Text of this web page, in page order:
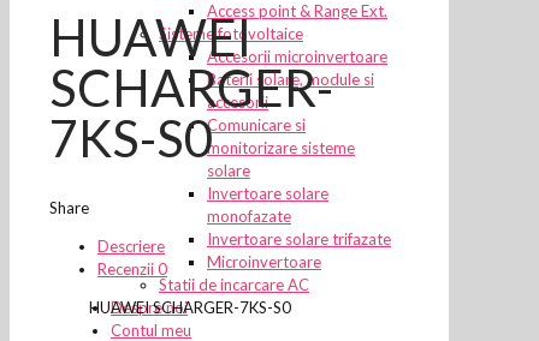
Access point & Range Ext.
Sisteme fotovoltaice
Accesorii microinvertoare
Baterii solare, module si
accesorii
Comunicare si
monitorizare sisteme
solare
Invertoare solare
monofazate
Invertoare solare trifazate
Microinvertoare
Statii de incarcare AC
Despre noi
Contul meu
HUAWEI
SCHARGER-
7KS-S0
Share
Descriere
Recenzii0
HUAWEI SCHARGER-7KS-S0